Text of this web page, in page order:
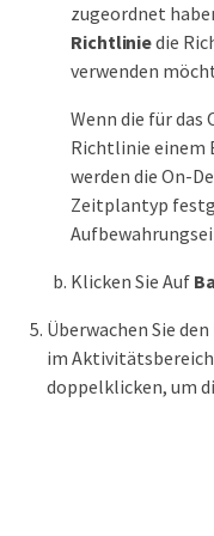
zugeordnet
Richtliniedie
verwenden
Wenn die für das
Richtlinie einem
werden die On-
Zeitplantyp
Klicken Sie Auf
Überwachen Sie
im
doppelklicken, um